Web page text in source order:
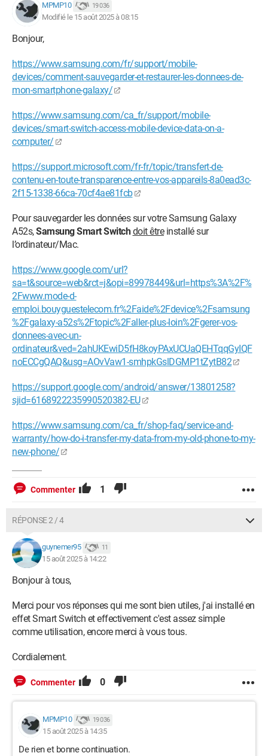
MPMP10 19 036
Modifié le 15 août 2025 à 08:15
Bonjour,
https://www.samsung.com/fr/support/mobile-
devices/comment-sauvegarder-et-restaurer-les-donnees-de-
mon-smartphone-galaxy/
https://www.samsung.com/ca_fr/support/mobile-
devices/smart-switch-access-mobile-device-data-on-a-
computer/
https://support.microsoft.com/fr-fr/topic/transfert-de-
contenu-en-toute-transparence-entre-vos-appareils-8a0ead3c-
2f15-1338-66ca-70cf4ae81fcb
Pour sauvegarder les données sur votre Samsung Galaxy
A52s,Samsung Smart Switch doit êtreinstallé sur
l’ordinateur/Mac.
https://www.google.com/url?
sa=t&source=web&rct=j&opi=89978449&url=https%3A%2F%
2Fwww.mode-d-
emploi.bouyguestelecom.fr%2Faide%2Fdevice%2Fsamsung
%2Fgalaxy-a52s%2Ftopic%2Faller-plus-loin%2Fgerer-vos-
donnees-avec-un-
ordinateur&ved=2ahUKEwiD5fH8koyPAxUCUaQEHTqqGyIQF
noECCgQAQ&usg=AOvVaw1-smhpkGslDGMP1tZytB82
https://support.google.com/android/answer/13801258?
sjid=6168922235990520382-EU
https://www.samsung.com/ca_fr/shop-faq/service-and-
warranty/how-do-i-transfer-my-data-from-my-old-phone-to-my-
new-phone/
Commenter 1
RÉPONSE 2 / 4
guynemer95 11
15 août 2025 à 14:22
Bonjour à tous,
Merci pour vos réponses qui me sont bien utiles, j'ai installé en
effet Smart Switch et effectivement c'est assez simple
comme utilisation, encore merci à vous tous.
Cordialement.
Commenter 0
MPMP10 19 036
15 août 2025 à 14:35
De rien et bonne continuation.